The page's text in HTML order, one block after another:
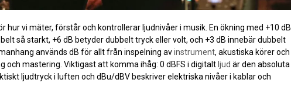
hur vi mäter, förstår och kontrollerar ljudnivåer i musik. En ökning med +10 dB
så starkt, +6 dB betyder dubbelt tryck eller volt, och +3 dB innebär dubbelt
används dB för allt från inspelning avinstrument, akustiska körer och
och mastering. Viktigast att komma ihåg: 0 dBFS i digitalt ljud är den absoluta
ljudtryck i luften och dBu/dBV beskriver elektriska nivåer i kablar och